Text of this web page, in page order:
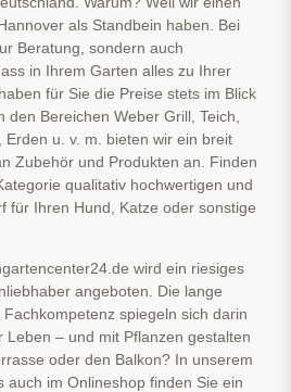
als Standbein haben. Bei
Beratung, sondern auch
in Ihrem Garten alles zu Ihrer
für Sie die Preise stets im Blick
den Bereichen Weber Grill, Teich,
u. v. m. bieten wir ein breit
Zubehör und Produkten an. Finden
qualitativ hochwertigen und
für Ihren Hund, Katze oder sonstige
wird ein riesiges
angeboten. Die lange
spiegeln sich darin
Leben – und mit Pflanzen gestalten
oder den Balkon? In unserem
auch im Onlineshop finden Sie ein